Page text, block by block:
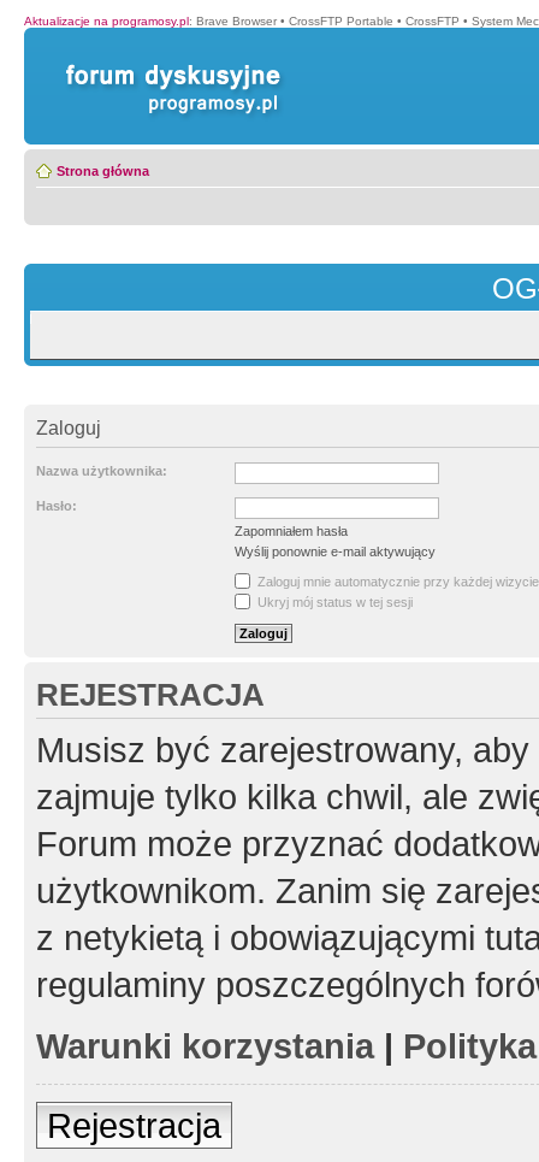
Aktualizacje na programosy.pl: Brave Browser • CrossFTP Portable • CrossFTP • System
Strona główna
Zaloguj
Nazwa użytkownika:
Hasło:
Zapomniałem hasła
Wyślij ponownie e-mail aktywujący
Zaloguj mnie automatycznie przy każdej wizycie
Ukryj mój status w tej sesji
REJESTRACJA
Musisz być zarejestrowany,
zajmuje tylko kilka chwil, ale
Forum może przyznać
użytkownikom. Zanim się
z netykietą i obowiązującymi
regulaminy poszczególnych
Warunki korzystania|
Rejestracja